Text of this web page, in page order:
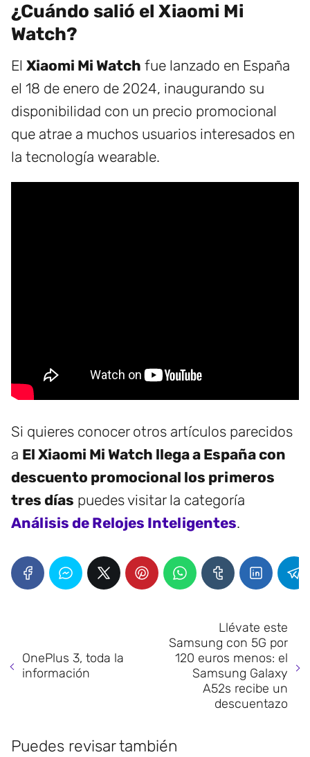
¿Cuándo salió el Xiaomi Mi
Watch?
El Xiaomi Mi Watch fue lanzado en España
el 18 de enero de 2024, inaugurando su
disponibilidad con un precio promocional
que atrae a muchos usuarios interesados en
la tecnología wearable.
Si quieres conocer otros artículos parecidos
a El Xiaomi Mi Watch llega a España con
descuento promocional los primeros
tres días puedes visitar la categoría
Análisis de Relojes Inteligentes.
OnePlus 3, toda la
información
Llévate este
Samsung con 5G por
120 euros menos: el
Samsung Galaxy
A52s recibe un
descuentazo
Puedes revisar también